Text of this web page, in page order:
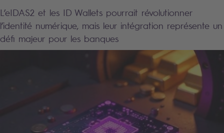
L’eIDAS2 et les ID Wallets pourrait révolutionner
l’identité numérique, mais leur intégration représente un
défi majeur pour les banques